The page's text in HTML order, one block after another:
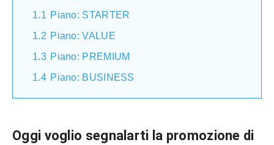
1.1 Piano: STARTER
1.2 Piano: VALUE
1.3 Piano: PREMIUM
1.4 Piano: BUSINESS
Oggi voglio segnalarti la promozione di